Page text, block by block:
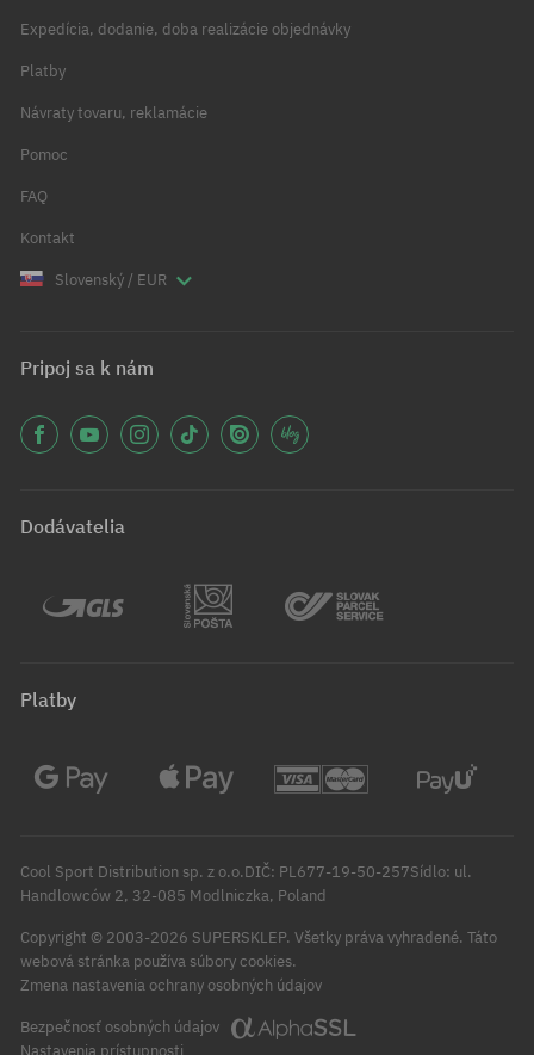
Expedícia, dodanie, doba realizácie objednávky
Platby
Návraty tovaru, reklamácie
Pomoc
FAQ
Kontakt
Slovenský / EUR
Pripoj sa k nám
Dodávatelia
Platby
Cool Sport Distribution sp. z o.o.DIČ: PL677-19-50-257Sídlo: ul.
Handlowców 2, 32-085 Modlniczka, Poland
Copyright © 2003-2026 SUPERSKLEP. Všetky práva vyhradené. Táto
webová stránka používa súbory cookies.
Zmena nastavenia ochrany osobných údajov
Bezpečnosť osobných údajov